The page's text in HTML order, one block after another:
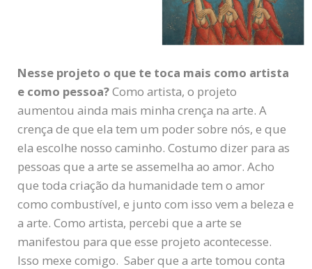
Nesse projeto o que te toca mais como artista
e como pessoa?Como artista, o projeto
aumentou ainda mais minha crença na arte. A
crença de que ela tem um poder sobre nós, e que
ela escolhe nosso caminho. Costumo dizer para as
pessoas que a arte se assemelha ao amor. Acho
que toda criação da humanidade tem o amor
como combustível, e junto com isso vem a beleza e
a arte. Como artista, percebi que a arte se
manifestou para que esse projeto acontecesse.
Isso mexe comigo. Saber que a arte tomou conta